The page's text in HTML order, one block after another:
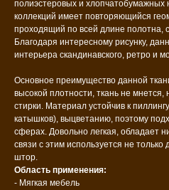
полиэстеровых и
коллекций имеет повторяющийся
проходящий по всей длине полотна,
Благодаря интересному рисунку,
интерьера скандинавского, ретро и
Основное преимущество данной
высокой плотности, ткань не
стирки. Материал устойчив к
катышков), выцветанию, поэтому
сферах. Довольно легкая, обладает
связи с этим используется не
штор.
Область применения:
- Мягкая мебель